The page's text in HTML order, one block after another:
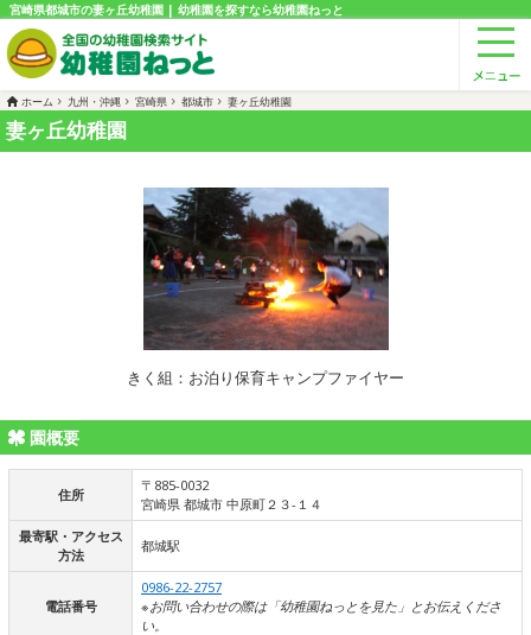
宮崎県都城市の妻ヶ丘幼稚園 | 幼稚園を探すなら幼稚園ねっと
ホーム 九州・沖縄 宮崎県 都城市 妻ヶ丘幼稚園
妻ヶ丘幼稚園
きく組：お泊り保育キャンプファイヤー
園概要
住所
〒885-0032
宮崎県 都城市 中原町２３-１４
最寄駅・アクセス
方法
都城駅
電話番号
0986-22-2757
※お問い合わせの際は「幼稚園ねっとを見た」とお伝えくださ
い。